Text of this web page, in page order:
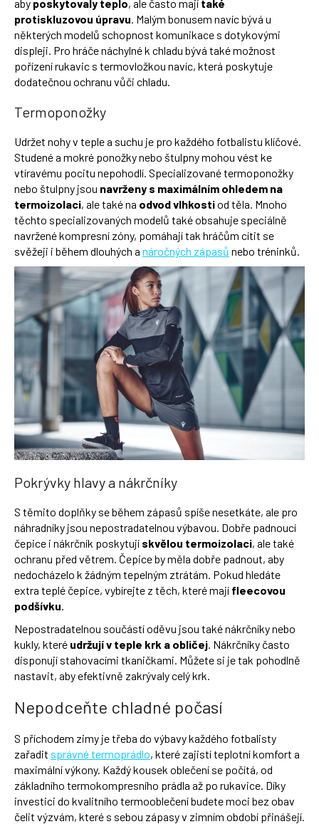
aby poskytovaly teplo, ale často mají také
protiskluzovou úpravu. Malým bonusem navíc bývá u
některých modelů schopnost komunikace s dotykovými
displeji. Pro hráče náchylné k chladu bývá také možnost
pořízení rukavic s termovložkou navíc, která poskytuje
dodatečnou ochranu vůči chladu.
Termoponožky
Udržet nohy v teple a suchu je pro každého fotbalistu klíčové.
Studené a mokré ponožky nebo štulpny mohou vést ke
vtíravému pocitu nepohodlí. Specializované termoponožky
nebo štulpny jsou navrženy s maximálním ohledem na
termoizolaci, ale také na odvod vlhkostiod těla. Mnoho
těchto specializovaných modelů také obsahuje speciálně
navržené kompresní zóny, pomáhají tak hráčům cítit se
svěžeji i během dlouhých a náročných zápasů nebo tréninků.
Pokrývky hlavy a nákrčníky
S těmito doplňky se během zápasů spíše nesetkáte, ale pro
náhradníky jsou nepostradatelnou výbavou. Dobře padnoucí
čepice i nákrčník poskytují skvělou termoizolaci, ale také
ochranu před větrem. Čepice by měla dobře padnout, aby
nedocházelo k žádným tepelným ztrátám. Pokud hledáte
extra teplé čepice, vybírejte z těch, které mají fleecovou
podšívku.
Nepostradatelnou součástí oděvu jsou také nákrčníky nebo
kukly, které udržují v teple krk a obličej. Nákrčníky často
disponují stahovacími tkaničkami. Můžete si je tak pohodlně
nastavit, aby efektivně zakrývaly celý krk.
Nepodceňte chladné počasí
S příchodem zimy je třeba do výbavy každého fotbalisty
zařadit správné termoprádlo, které zajistí teplotní komfort a
maximální výkony. Každý kousek oblečení se počítá, od
základního termokompresního prádla až po rukavice. Díky
investici do kvalitního termooblečení budete moci bez obav
čelit výzvám, které s sebou zápasy v zimním období přinášejí.